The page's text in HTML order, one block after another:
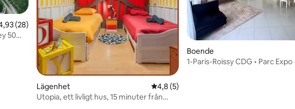
av 5 i genomsnittligt betyg, 28 omdömen
(28)
50
Lägenhet 4,8 av 5 i genomsnittligt betyg, 5
4,8 (5)
Utopia, ett livligt hus, 15 minuter från
Boende
1-Paris-Roissy CDG • Parc Expo